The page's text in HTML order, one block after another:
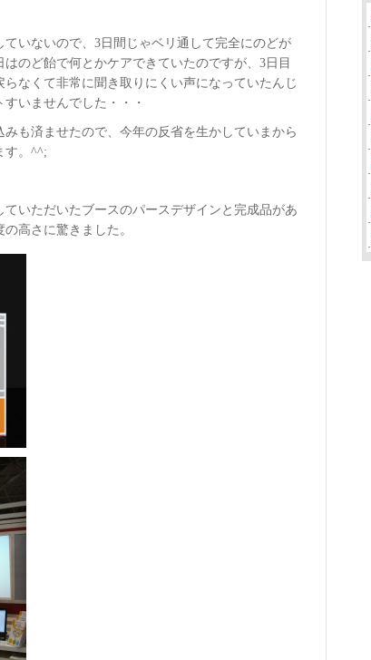
いないので、3日間じゃベリ通して完全にのどが
のど飴で何とかケアできていたのですが、3日目
なくて非常に聞き取りにくい声になっていたんじ
いませんでした・・・
も済ませたので、今年の反省を生かしていまから
す。^^;
いただいたブースのパースデザインと完成品があ
高さに驚きました。